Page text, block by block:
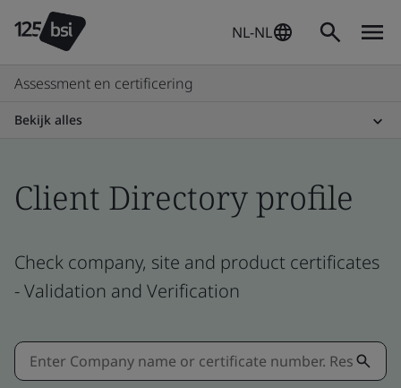
NL-NL
Assessment en certificering
Bekijk alles
Client Directory profile
Check company, site and product certificates
- Validation and Verification